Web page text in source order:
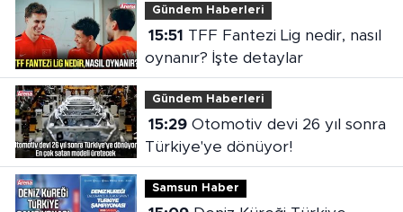
Gündem Haberleri
15:51
oynanır? İşte detaylar
Gündem Haberleri
15:29Otomotiv devi 26 yıl sonra
Türkiye'ye dönüyor!
Samsun Haber